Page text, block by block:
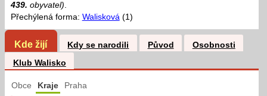
439. obyvatel).
Přechýlená forma: Walisková(1)
Kde žijí Kdy se narodili Původ
Osobnosti
Klub Walisko
Obce Kraje Praha